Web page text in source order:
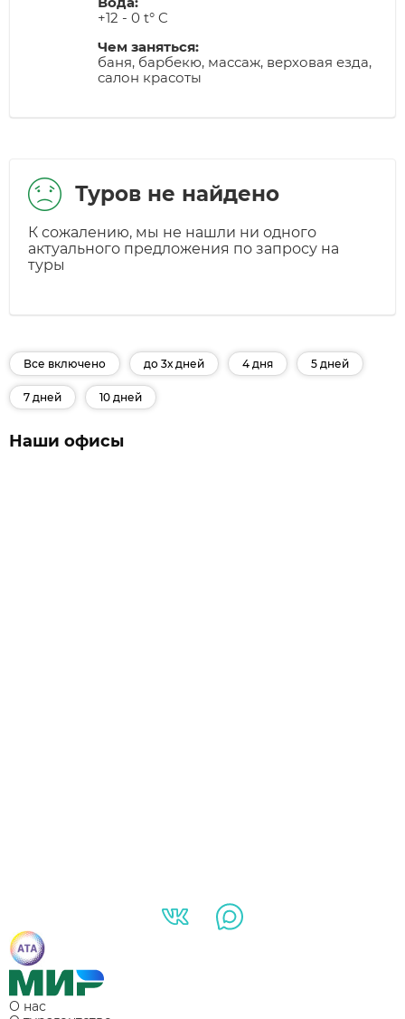
+12 - 0 t° C
Чем заняться:
баня, барбекю, массаж, верховая езда,
салон красоты
Туров не найдено
К сожалению, мы не нашли ни одного
актуального предложения по запросу на
туры
Все включено до 3х дней 4 дня 5 дней
7 дней 10 дней
Наши офисы
О нас